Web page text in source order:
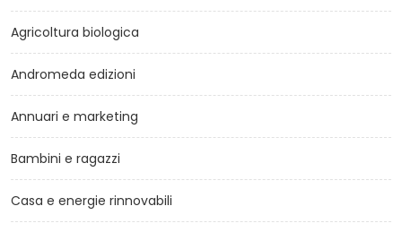
Agricoltura biologica
Andromeda edizioni
Annuari e marketing
Bambini e ragazzi
Casa e energie rinnovabili